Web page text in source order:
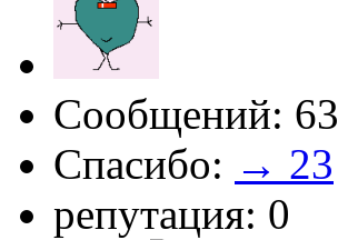
Сообщений: 63
Спасибо: → 23
репутация: 0